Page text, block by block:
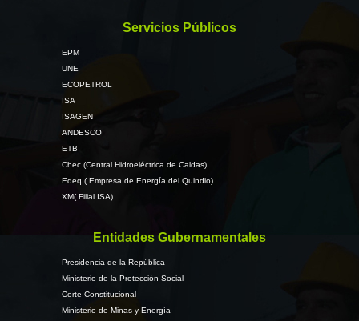
Servicios Públicos
EPM
UNE
ECOPETROL
ISA
ISAGEN
ANDESCO
ETB
Chec (Central Hidroeléctrica de Caldas)
Edeq ( Empresa de Energía del Quindio)
XM( Filial ISA)
Entidades Gubernamentales
Presidencia de la República
Ministerio de la Protección Social
Corte Constitucional
Ministerio de Minas y Energía